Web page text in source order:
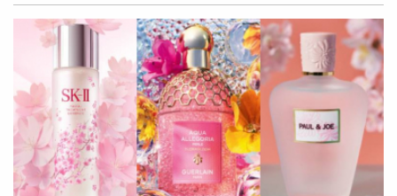
（圖／本刊攝影組）去年12月10日上午，本刊捕捉到才剛
結束香港巡演的周子瑜，和媽媽黃燕玲一同現身台北市內湖
某攝影棚，全程伴隨多名保鑣與工作人員戒備，顯見行程高
度保密。早上九點多便有兩輛黑色賓士廂型車從其下榻的飯
店出發直奔攝影棚。車隊抵達後工作人員還先下車確認環
境，前車保鑣也立刻指示後車司機暫勿開門，待周邊安全確
認無虞後，才上前護送周子瑜下車。當天的她一身深色服
裝，帽沿壓得極低，唯有腳上的橘黃色球鞋顯眼亮麗，成為
全身唯一不低調的亮點，卻依舊掩蓋不住巨星氣場，讓人一